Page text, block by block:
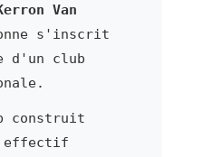
Van
s'inscrit
d'un club
construit
effectif